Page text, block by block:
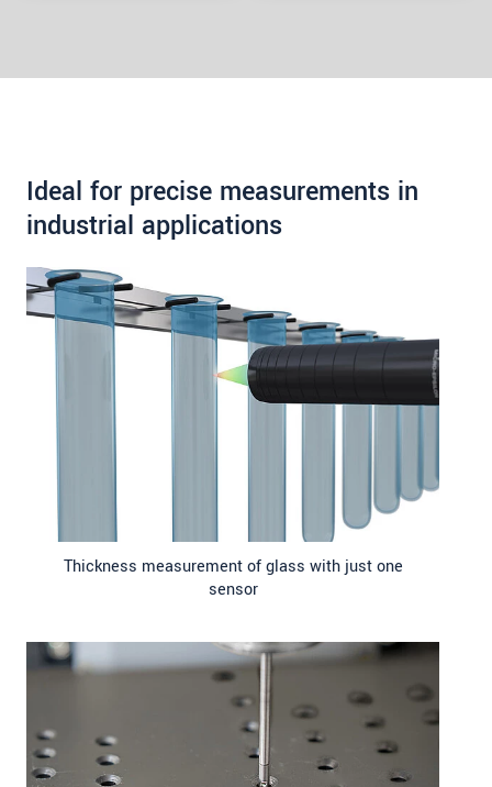
Ideal for precise measurements in
industrial applications
Thickness measurement of glass with just one
sensor